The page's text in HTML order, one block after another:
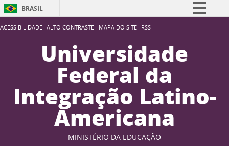
ACESSIBILIDADE ALTO CONTRASTE MAPA DO SITE RSS
BRASIL
Simplifique!
Participe
Acesso à informação
Legislação
Canais
Universidade
Federal da
Integração Latino-
Americana
MINISTÉRIO DA EDUCAÇÃO